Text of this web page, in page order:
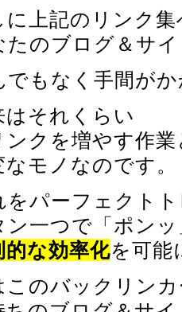
に上記のリンク
たのブログ＆サ
でもなく手間が
はそれくらい
ンクを増やす作
なモノなのです。
をパーフェクト
ン一つで「ポン
的な効率化を可能
このバックリン